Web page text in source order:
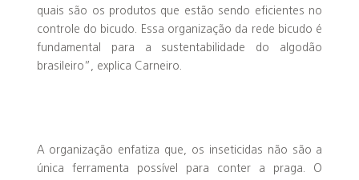
quais são os produtos que estão sendo eficientes no
controle do bicudo. Essa organização da rede bicudo é
fundamental para a sustentabilidade do algodão
brasileiro”, explica Carneiro.
A organização enfatiza que, os inseticidas não são a
única ferramenta possível para conter a praga. O